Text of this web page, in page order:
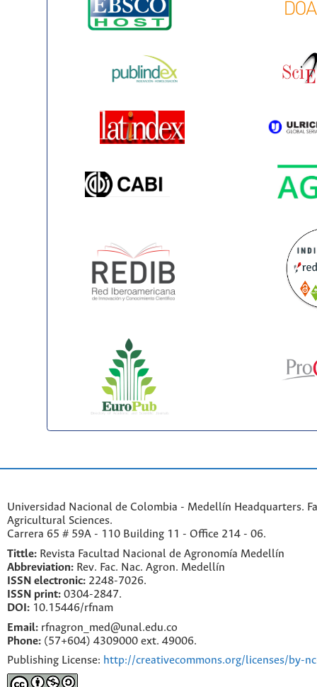
Universidad Nacional de Colombia - Medellín Headquarters.
Agricultural Sciences.
Carrera 65 # 59A - 110 Building 11 - Office 214 - 06.
Tittle: Revista Facultad Nacional de Agronomía Medellín
Abbreviation: Rev. Fac. Nac. Agron. Medellín
ISSN electronic: 2248-7026.
ISSN print: 0304-2847.
DOI: 10.15446/rfnam
Email: rfnagron_med@unal.edu.co
Phone: (57+604) 4309000 ext. 49006.
Publishing License: http://creativecommons.org/licenses/by-